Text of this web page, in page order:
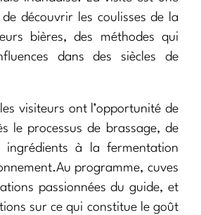
découvrir les coulisses de la
bières, des méthodes qui
dans des siècles de
visiteurs ont l’opportunité de
le processus de brassage, de
ingrédients à la fermentation
programme, cuves
passionnées du guide, et
sur ce qui constitue le goût